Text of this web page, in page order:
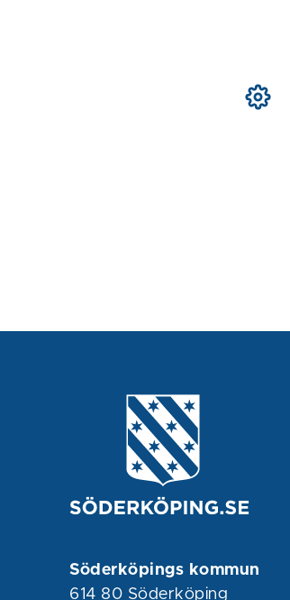
Söderköpings kommun
614 80 Söderköping